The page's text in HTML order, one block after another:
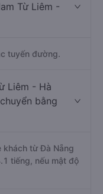
Từ Liêm -
tuyến đường.
Liêm - Hà
bằng
khách từ Đà Nẵng
tiếng, nếu mật độ